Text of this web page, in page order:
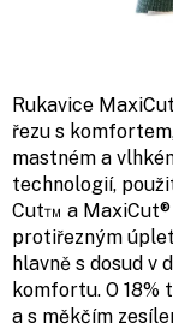
Rukavice
řezu s
mastném a
technologií,
Cut™ a
protiřezným
hlavně s dosud v
komfortu. O 18%
a s měkčím